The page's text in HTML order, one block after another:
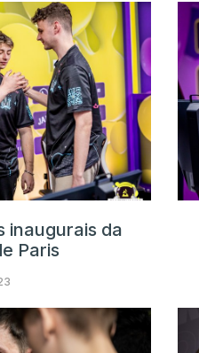
inaugurais da
Paris